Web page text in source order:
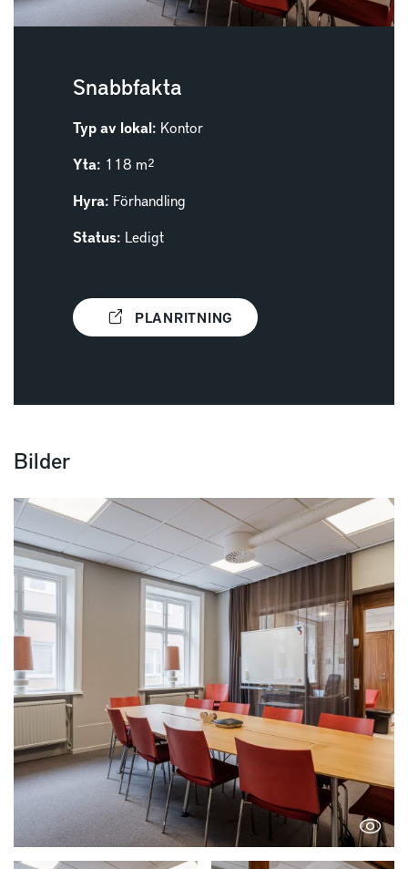
Snabbfakta
Typ av lokal: Kontor
Yta: 118 m²
Hyra: Förhandling
Status: Ledigt
PLANRITNING
Bilder